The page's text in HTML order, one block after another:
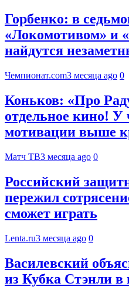
Горбенко: в
«Локомотивом» и
найдутся
Чемпионат.com3 месяца ago 0
Коньков: «Про
отдельное кино! У
мотивации выше
Матч ТВ3 месяца ago 0
Российский
пережил
сможет играть
Lenta.ru3 месяца ago 0
Василевский
из Кубка Стэнли в